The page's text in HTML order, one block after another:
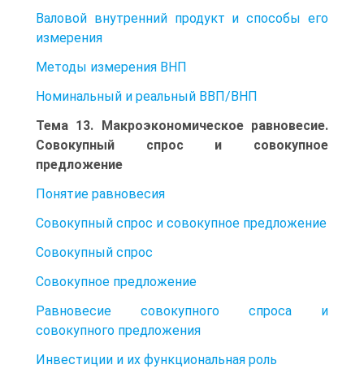
Валовой внутренний продукт и способы его
измерения
Методы измерения ВНП
Номинальный и реальный ВВП/ВНП
Тема 13. Макроэкономическое равновесие.
Совокупный спрос и совокупное
предложение
Понятие равновесия
Совокупный спрос и совокупное предложение
Совокупный спрос
Совокупное предложение
Равновесие совокупного спроса и
совокупного предложения
Инвестиции и их функциональная роль